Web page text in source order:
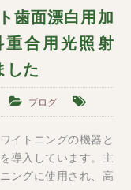
歯面漂白用加
合用光照射
した
ブログ
イトニングの機器と
導入しています。主
ングに使用され、高